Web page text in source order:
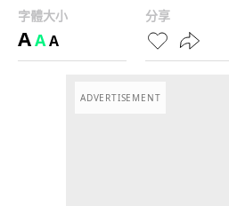
字體大小
AAA
分享
ADVERTISEMENT